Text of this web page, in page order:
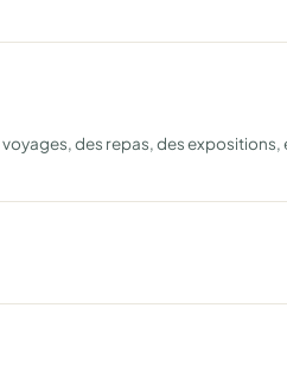
des repas, des expositions,